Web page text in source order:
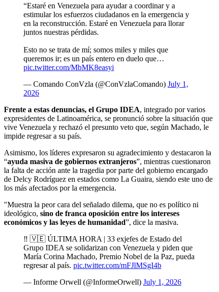
“Estaré en Venezuela para ayudar a coordinar y a
estimular los esfuerzos ciudadanos en la emergencia y
en la reconstrucción. Estaré en Venezuela para llorar
juntos nuestras pérdidas.
Esto no se trata de mí; somos miles y miles que
queremos ir; es un país entero en duelo que…
pic.twitter.com/MbMK8easyi
— Comando ConVzla (@ConVzlaComando) July 1,
2026
Frente a estas denuncias, el Grupo IDEA, integrado por varios
expresidentes de Latinoamérica, se pronunció sobre la situación que
vive Venezuela y rechazó el presunto veto que, según Machado, le
impide regresar a su país.
Asimismo, los líderes expresaron su agradecimiento y destacaron la
“ayuda masiva de gobiernos extranjeros”, mientras cuestionaron
la falta de acción ante la tragedia por parte del gobierno encargado
de Delcy Rodríguez en estados como La Guaira, siendo este uno de
los más afectados por la emergencia.
"Muestra la peor cara del señalado dilema, que no es político ni
ideológico, sino de franca oposición entre los intereses
económicos y las leyes de humanidad”, dice la masiva.
‼️ 🇻🇪 ÚLTIMA HORA | 33 exjefes de Estado del
Grupo IDEA se solidarizan con Venezuela y piden que
María Corina Machado, Premio Nobel de la Paz, pueda
regresar al país. pic.twitter.com/mFJlMSgI4b
— Informe Orwell (@InformeOrwell) July 1, 2026